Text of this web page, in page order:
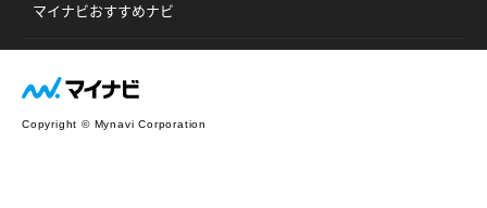
マイナビおすすめナビ
Copyright © Mynavi Corporation